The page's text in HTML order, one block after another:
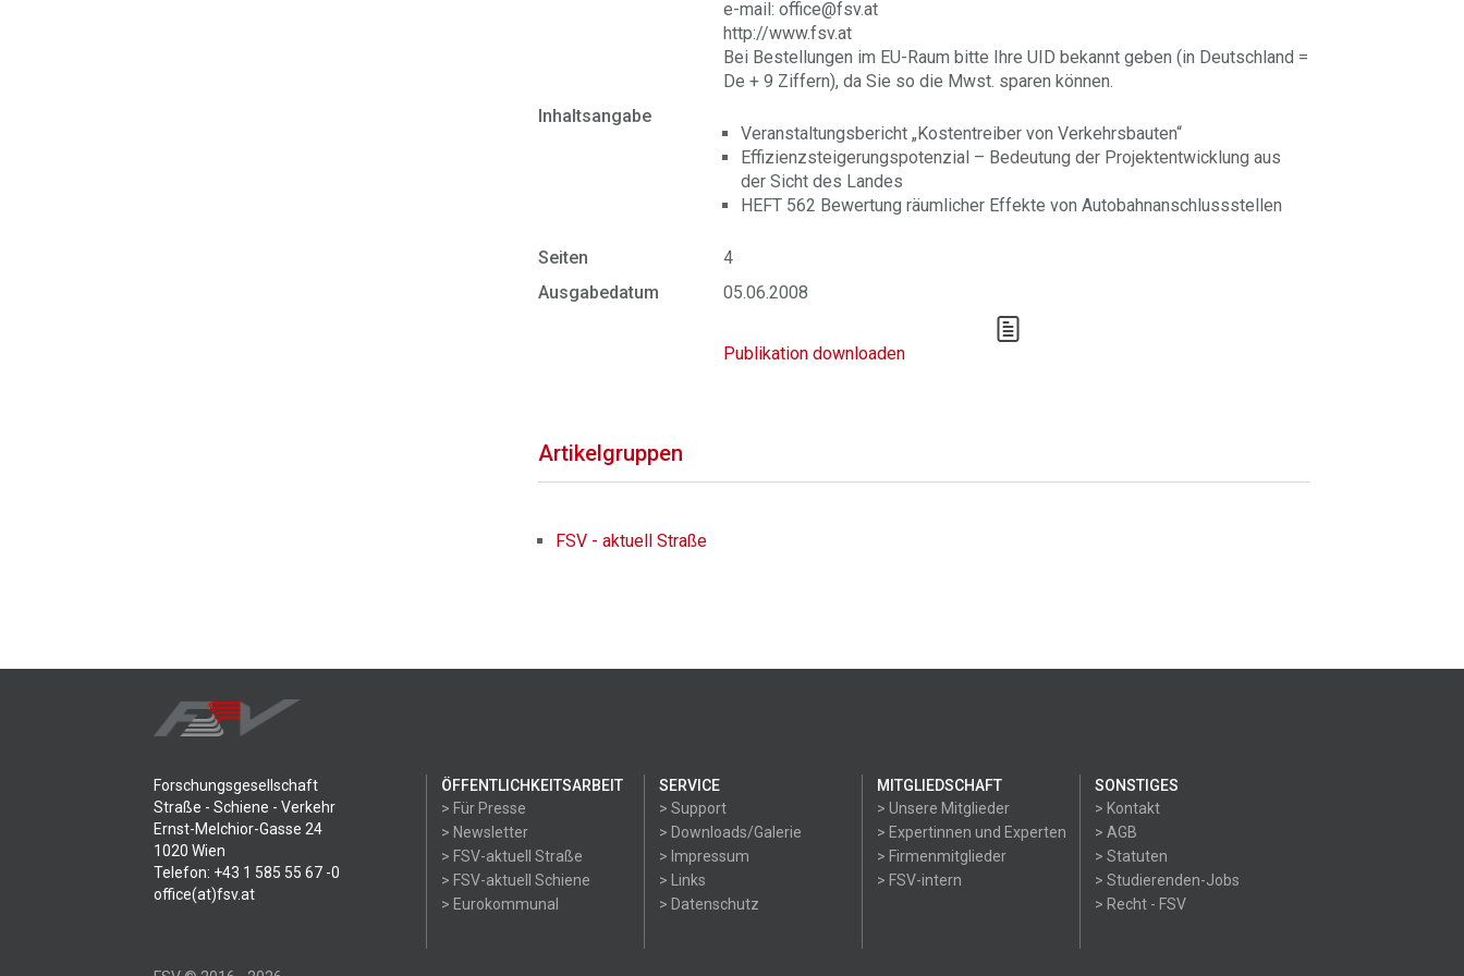
e-mail: office@fsv.at
http://www.fsv.at
Bei Bestellungen im EU-Raum bitte Ihre UID bekannt geben (in Deutschland =
De + 9 Ziffern), da Sie so die Mwst. sparen können.
Inhaltsangabe
Veranstaltungsbericht „Kostentreiber von Verkehrsbauten“
Effizienzsteigerungspotenzial – Bedeutung der Projektentwicklung aus
der Sicht des Landes
HEFT 562 Bewertung räumlicher Effekte von Autobahnanschlussstellen
Seiten
4
Ausgabedatum
05.06.2008
Publikation downloaden
Artikelgruppen
FSV - aktuell Straße
Forschungsgesellschaft
Straße - Schiene - Verkehr
Ernst-Melchior-Gasse 24
1020 Wien
Telefon: +43 1 585 55 67 -0
office(at)fsv.at
ÖFFENTLICHKEITSARBEIT
> Für Presse
> Newsletter
> FSV-aktuell Straße
> FSV-aktuell Schiene
> Eurokommunal
SERVICE
> Support
> Downloads/Galerie
> Impressum
> Links
> Datenschutz
MITGLIEDSCHAFT
> Unsere Mitglieder
> Expertinnen und Experten
> Firmenmitglieder
> FSV-intern
SONSTIGES
> Kontakt
> AGB
> Statuten
> Studierenden-Jobs
> Recht - FSV